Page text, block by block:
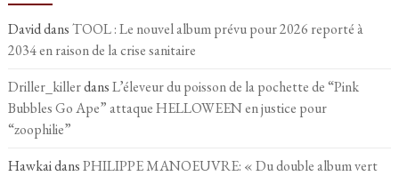
DaviddansTOOL : Le nouvel album prévu pour 2026 reporté à
2034 en raison de la crise sanitaire
Driller_killerdansL’éleveur du poisson de la pochette de “Pink
Bubbles Go Ape” attaque HELLOWEEN en justice pour
“zoophilie”
HawkaidansPHILIPPE MANOEUVRE: « Du double album vert